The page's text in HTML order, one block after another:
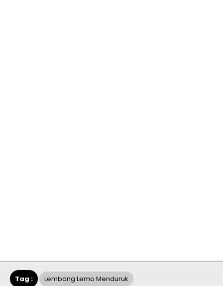
Tag : Lembang Lemo Menduruk